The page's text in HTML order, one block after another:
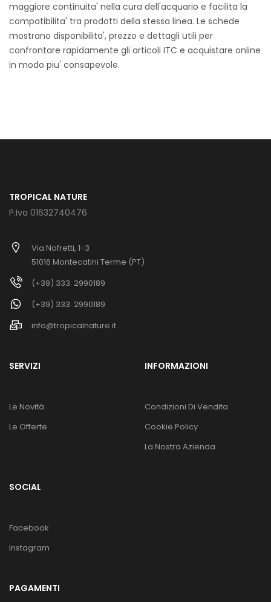
maggiore continuita' nella cura dell'acquario e facilita la
compatibilita' tra prodotti della stessa linea. Le schede
mostrano disponibilita', prezzo e dettagli utili per
confrontare rapidamente gli articoli ITC e acquistare online
in modo piu' consapevole.
TROPICAL NATURE
P.Iva 01632740476
Via Nofretti, 1-3
51016 Montecatini Terme (PT)
(+39) 333. 2990189
(+39) 333. 2990189
info@tropicalnature.it
SERVIZI
Le Novità
Le Offerte
INFORMAZIONI
Condizioni Di Vendita
Cookie Policy
La Nostra Azienda
SOCIAL
Facebook
Instagram
PAGAMENTI